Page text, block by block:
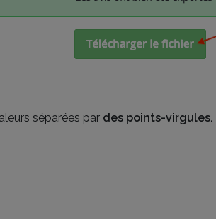
séparées par des points-virgules.